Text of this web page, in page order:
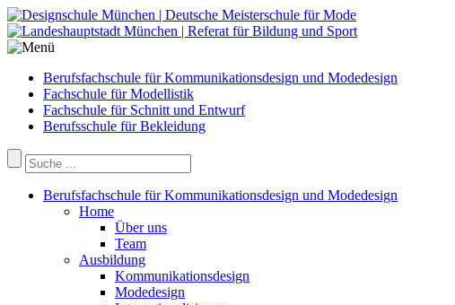
Berufsfachschule für Kommunikationsdesign und Modedesign
Fachschule für Modellistik
Fachschule für Schnitt und Entwurf
Berufsschule für Bekleidung
Berufsfachschule für Kommunikationsdesign und Modedesign
Home
Über uns
Team
Ausbildung
Kommunikationsdesign
Modedesign